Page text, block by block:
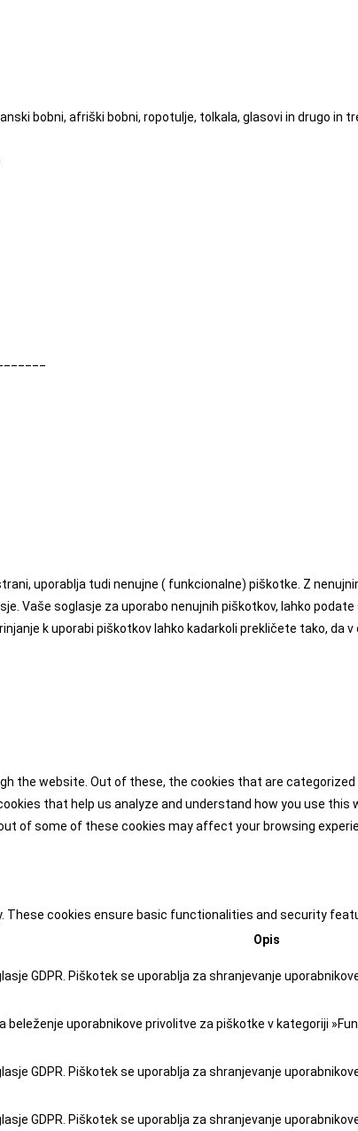
bobni, afriški bobni, ropotulje, tolkala, glasovi in drugo in
uporablja tudi nenujne ( funkcionalne) piškotke. Z
Vaše soglasje za uporabo nenujnih piškotkov, lahko podate
k uporabi piškotkov lahko kadarkoli prekličete tako, da v
the website. Out of these, the cookies that are
that help us analyze and understand how you use this
of some of these cookies may affect your browsing
cookies ensure basic functionalities and security
Opis
GDPR. Piškotek se uporablja za shranjevanje
beleženje uporabnikove privolitve za piškotke v kategoriji
GDPR. Piškotek se uporablja za shranjevanje
GDPR. Piškotek se uporablja za shranjevanje